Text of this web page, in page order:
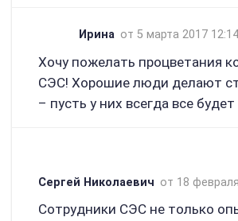
Ирина от 5 марта 2017 12:14
Хочу пожелать процветания
СЭС! Хорошие люди делают
– пусть у них всегда все
Сергей Николаевич от 18
Сотрудники СЭС не только